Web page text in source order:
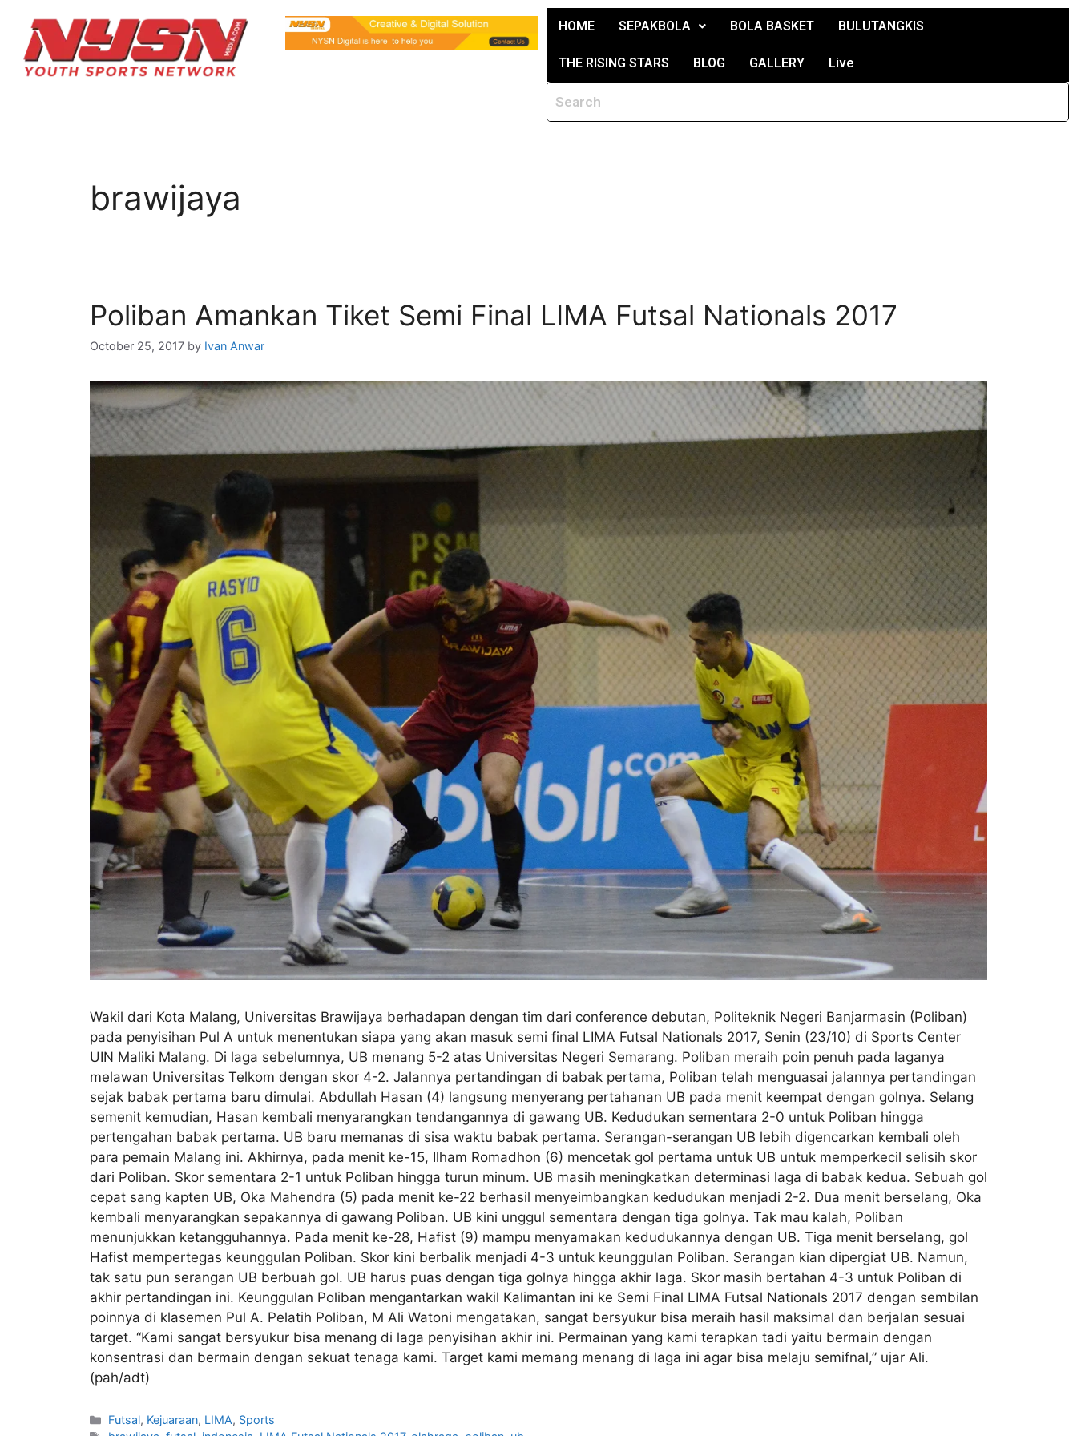
HOME SEPAKBOLA BOLA BASKET BULUTANGKIS
THE RISING STARS BLOG GALLERY Live
brawijaya
Poliban Amankan Tiket Semi Final LIMA Futsal Nationals 2017
October 25, 2017 by Ivan Anwar
Wakil dari Kota Malang, Universitas Brawijaya berhadapan dengan tim dari conference debutan, Politeknik Negeri Banjarmasin (Poliban)
pada penyisihan Pul A untuk menentukan siapa yang akan masuk semi final LIMA Futsal Nationals 2017, Senin (23/10) di Sports Center
UIN Maliki Malang. Di laga sebelumnya, UB menang 5-2 atas Universitas Negeri Semarang. Poliban meraih poin penuh pada laganya
melawan Universitas Telkom dengan skor 4-2. Jalannya pertandingan di babak pertama, Poliban telah menguasai jalannya pertandingan
sejak babak pertama baru dimulai. Abdullah Hasan (4) langsung menyerang pertahanan UB pada menit keempat dengan golnya. Selang
semenit kemudian, Hasan kembali menyarangkan tendangannya di gawang UB. Kedudukan sementara 2-0 untuk Poliban hingga
pertengahan babak pertama. UB baru memanas di sisa waktu babak pertama. Serangan-serangan UB lebih digencarkan kembali oleh
para pemain Malang ini. Akhirnya, pada menit ke-15, Ilham Romadhon (6) mencetak gol pertama untuk UB untuk memperkecil selisih skor
dari Poliban. Skor sementara 2-1 untuk Poliban hingga turun minum. UB masih meningkatkan determinasi laga di babak kedua. Sebuah gol
cepat sang kapten UB, Oka Mahendra (5) pada menit ke-22 berhasil menyeimbangkan kedudukan menjadi 2-2. Dua menit berselang, Oka
kembali menyarangkan sepakannya di gawang Poliban. UB kini unggul sementara dengan tiga golnya. Tak mau kalah, Poliban
menunjukkan ketangguhannya. Pada menit ke-28, Hafist (9) mampu menyamakan kedudukannya dengan UB. Tiga menit berselang, gol
Hafist mempertegas keunggulan Poliban. Skor kini berbalik menjadi 4-3 untuk keunggulan Poliban. Serangan kian dipergiat UB. Namun,
tak satu pun serangan UB berbuah gol. UB harus puas dengan tiga golnya hingga akhir laga. Skor masih bertahan 4-3 untuk Poliban di
akhir pertandingan ini. Keunggulan Poliban mengantarkan wakil Kalimantan ini ke Semi Final LIMA Futsal Nationals 2017 dengan sembilan
poinnya di klasemen Pul A. Pelatih Poliban, M Ali Watoni mengatakan, sangat bersyukur bisa meraih hasil maksimal dan berjalan sesuai
target. “Kami sangat bersyukur bisa menang di laga penyisihan akhir ini. Permainan yang kami terapkan tadi yaitu bermain dengan
konsentrasi dan bermain dengan sekuat tenaga kami. Target kami memang menang di laga ini agar bisa melaju semifnal,” ujar Ali.
(pah/adt)
Futsal, Kejuaraan, LIMA, Sports